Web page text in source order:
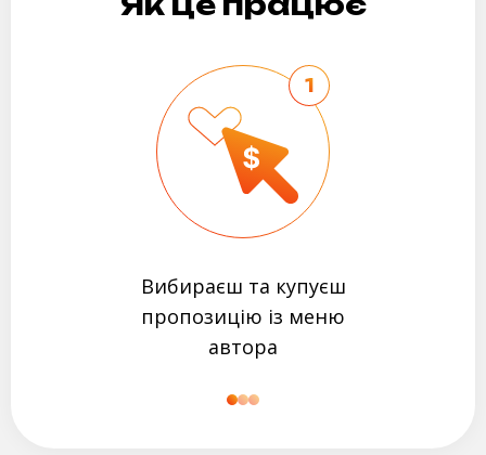
1
Вибираєш та купуєш
пропозицію із меню
автора